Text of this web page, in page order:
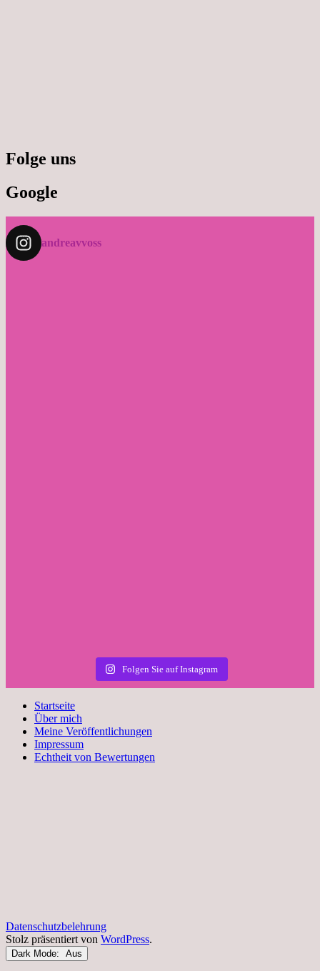
Folge uns
Google
andreavvoss
Folgen Sie auf Instagram
Startseite
Über mich
Meine Veröffentlichungen
Impressum
Echtheit von Bewertungen
Datenschutzbelehrung
Stolz präsentiert von WordPress.
Dark Mode: